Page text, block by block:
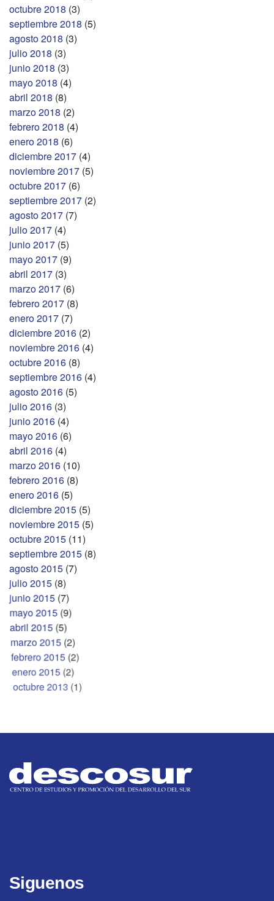
octubre 2018 (3)
septiembre 2018 (5)
agosto 2018 (3)
julio 2018 (3)
junio 2018 (3)
mayo 2018 (4)
abril 2018 (8)
marzo 2018 (2)
febrero 2018 (4)
enero 2018 (6)
diciembre 2017 (4)
noviembre 2017 (5)
octubre 2017 (6)
septiembre 2017 (2)
agosto 2017 (7)
julio 2017 (4)
junio 2017 (5)
mayo 2017 (9)
abril 2017 (3)
marzo 2017 (6)
febrero 2017 (8)
enero 2017 (7)
diciembre 2016 (2)
noviembre 2016 (4)
octubre 2016 (8)
septiembre 2016 (4)
agosto 2016 (5)
julio 2016 (3)
junio 2016 (4)
mayo 2016 (6)
abril 2016 (4)
marzo 2016 (10)
febrero 2016 (8)
enero 2016 (5)
diciembre 2015 (5)
noviembre 2015 (5)
octubre 2015 (11)
septiembre 2015 (8)
agosto 2015 (7)
julio 2015 (8)
junio 2015 (7)
mayo 2015 (9)
abril 2015 (5)
marzo 2015(2)
febrero 2015(2)
enero 2015(2)
octubre 2013(1)
Siguenos